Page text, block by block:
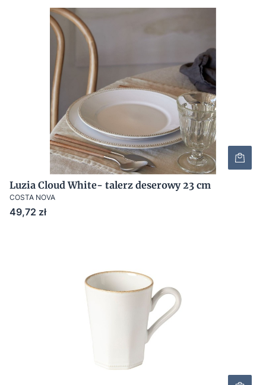
Luzia Cloud White- talerz deserowy 23 cm
COSTA NOVA
Cena
49,72 zł